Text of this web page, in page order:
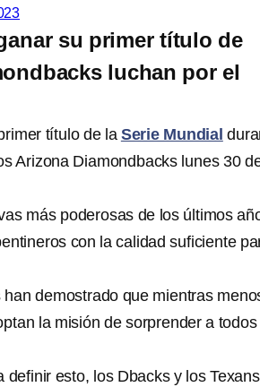
su primer título de
luchan por el
título de la Serie Mundial
Arizona Diamondbacks lunes 30
más poderosas de los últimos
con la calidad suficiente
demostrado que mientras
la misión de sorprender a
esto, los Dbacks y los Texans